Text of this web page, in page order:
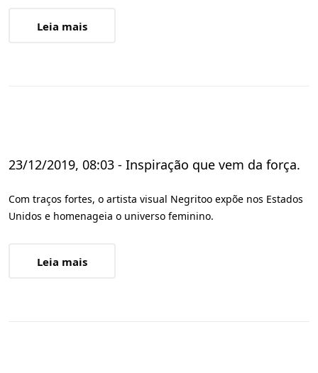
Leia mais
23/12/2019, 08:03 - Inspiração que vem da força.
Com traços fortes, o artista visual Negritoo expõe nos Estados
Unidos e homenageia o universo feminino.
Leia mais